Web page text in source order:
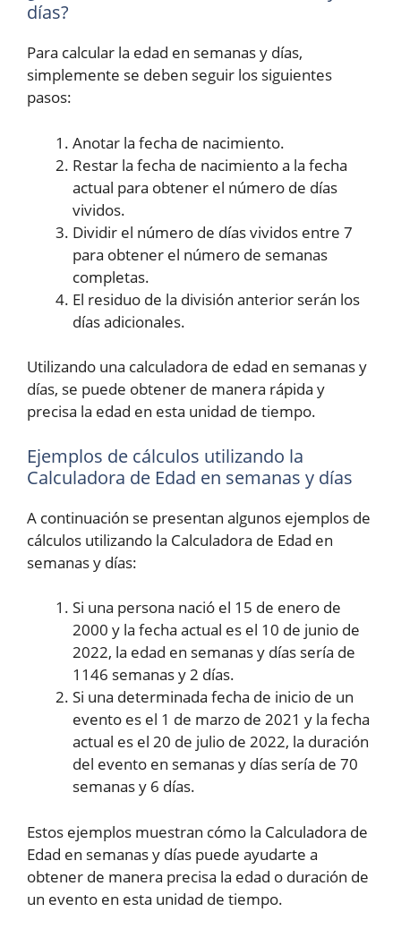
días?
Para calcular la edad en semanas y días,
simplemente se deben seguir los siguientes
pasos:
Anotar la fecha de nacimiento.
Restar la fecha de nacimiento a la fecha
actual para obtener el número de días
vividos.
Dividir el número de días vividos entre 7
para obtener el número de semanas
completas.
El residuo de la división anterior serán los
días adicionales.
Utilizando una calculadora de edad en semanas y
días, se puede obtener de manera rápida y
precisa la edad en esta unidad de tiempo.
Ejemplos de cálculos utilizando la
Calculadora de Edad en semanas y días
A continuación se presentan algunos ejemplos de
cálculos utilizando la Calculadora de Edad en
semanas y días:
Si una persona nació el 15 de enero de
2000 y la fecha actual es el 10 de junio de
2022, la edad en semanas y días sería de
1146 semanas y 2 días.
Si una determinada fecha de inicio de un
evento es el 1 de marzo de 2021 y la fecha
actual es el 20 de julio de 2022, la duración
del evento en semanas y días sería de 70
semanas y 6 días.
Estos ejemplos muestran cómo la Calculadora de
Edad en semanas y días puede ayudarte a
obtener de manera precisa la edad o duración de
un evento en esta unidad de tiempo.